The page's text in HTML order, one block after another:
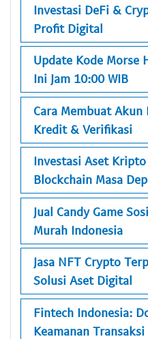
Investasi DeFi &
Profit Digital
Update Kode Morse
Ini Jam 10:00 WIB
Cara Membuat Akun
Kredit & Verifikasi
Investasi Aset
Blockchain Masa
Jual Candy Game
Murah Indonesia
Jasa NFT Crypto
Solusi Aset Digital
Fintech Indonesia:
Keamanan Transaksi